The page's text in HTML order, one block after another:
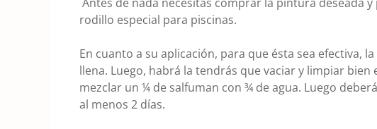
rodillo especial para piscinas.
En cuanto a su aplicación, para que ésta sea efectiva,
llena. Luego, habrá la tendrás que vaciar y limpiar bien
mezclar un ¼ de salfuman con ¾ de agua. Luego
al menos 2 días.